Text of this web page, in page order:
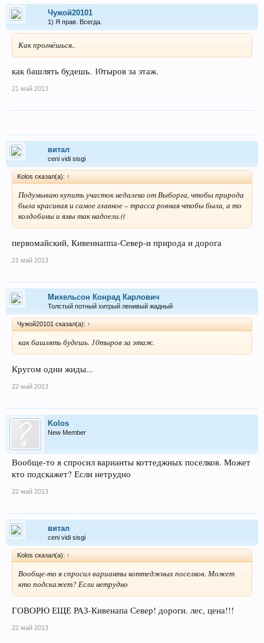
Чужой20101
1) Я прав. Всегда.
Как прогнёшься..
как башлять будешь. 10тыров за этаж.
21 май 2013
витал
ceni vidi sisgi
Kolos сказал(а): ↑
Подумываю купить участок недалеко от Выборга, чтобы природа
была красивая и самое главное – трасса ровная чтобы была, а то
колдобины и ямы так надоели.((
первомайский, Кивеннаппа-Север-и природа и дорога
21 май 2013
Михельсон Конрад Карлович
Толстый потный хитрый ленивый жадный
Чужой20101 сказал(а): ↑
как башлять будешь. 10тыров за этаж.
Кругом одни жиды...
22 май 2013
Kolos
New Member
Вообще-то я спросил варианты коттеджных поселков. Может
кто подскажет? Если нетрудно
22 май 2013
витал
ceni vidi sisgi
Kolos сказал(а): ↑
Вообще-то я спросил варианты коттеджных поселков. Может
кто подскажет? Если нетрудно
ГОВОРЮ ЕЩЕ РАЗ-Кивенапа Север! дороги. лес, цена!!!
22 май 2013